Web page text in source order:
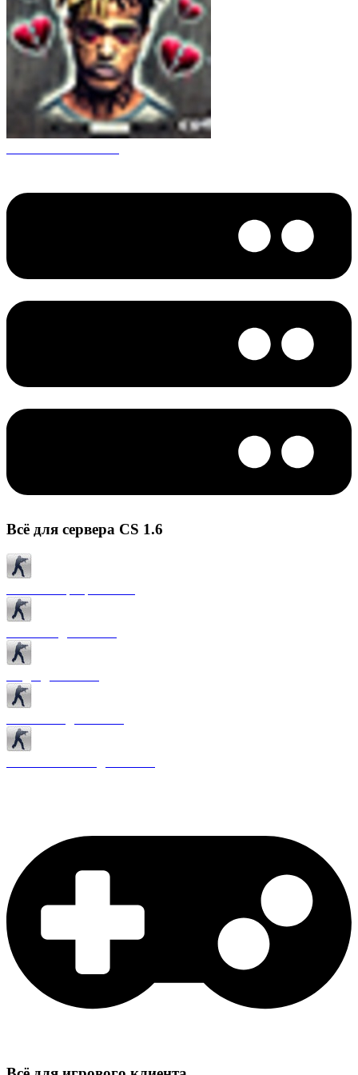
Всё для сервера CS 1.6